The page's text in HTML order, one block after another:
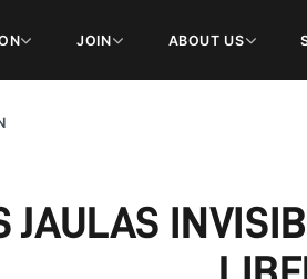
JOIN ABOUT US
JAULAS